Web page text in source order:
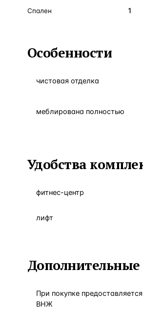
Спален 1
Особенности
чистовая отделка
меблирована полностью
Удобства
фитнес-центр
лифт
Дополнительные
При покупке предоставляется
ВНЖ